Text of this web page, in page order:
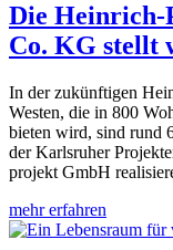
Die Heinrich-
Co. KG stellt
In der zukünftigen
Westen, die in 800
bieten wird, sind rund
der Karlsruher
projekt GmbH
mehr erfahren